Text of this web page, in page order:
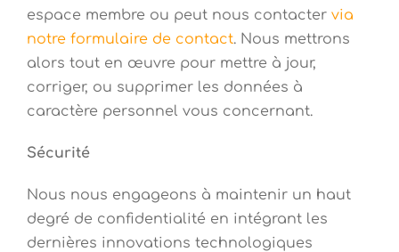
espace membre ou peut nous contacter via
notre formulaire de contact. Nous mettrons
alors tout en œuvre pour mettre à jour,
corriger, ou supprimer les données à
caractère personnel vous concernant.
Sécurité
Nous nous engageons à maintenir un haut
degré de confidentialité en intégrant les
dernières innovations technologiques